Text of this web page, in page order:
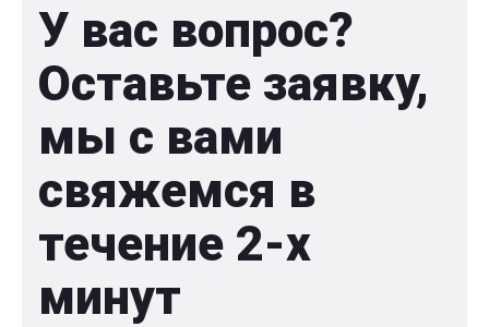
У вас вопрос?
Оставьте заявку,
мы с вами
свяжемся в
течение 2-x
минут